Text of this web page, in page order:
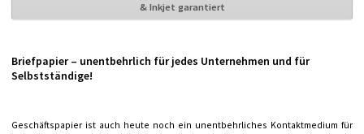
& Inkjet garantiert
Briefpapier – unentbehrlich für jedes Unternehmen und für
Selbstständige!
Geschäftspapier ist auch heute noch ein unentbehrliches Kontaktmedium für